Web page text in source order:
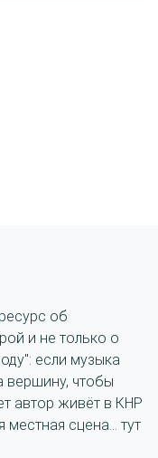
об
и не только о
если музыка
вершину, чтобы
автор живёт в КНР
местная сцена... тут